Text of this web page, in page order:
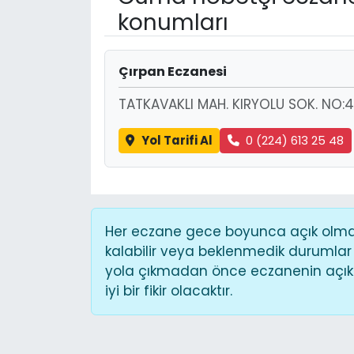
konumları
Çırpan Eczanesi
TATKAVAKLI MAH. KIRYOLU SOK.
Yol Tarifi Al 0 (224) 613 25 48
Her eczane gece boyunca açık
kalabilir veya beklenmedik
yola çıkmadan önce eczanenin
iyi bir fikir olacaktır.